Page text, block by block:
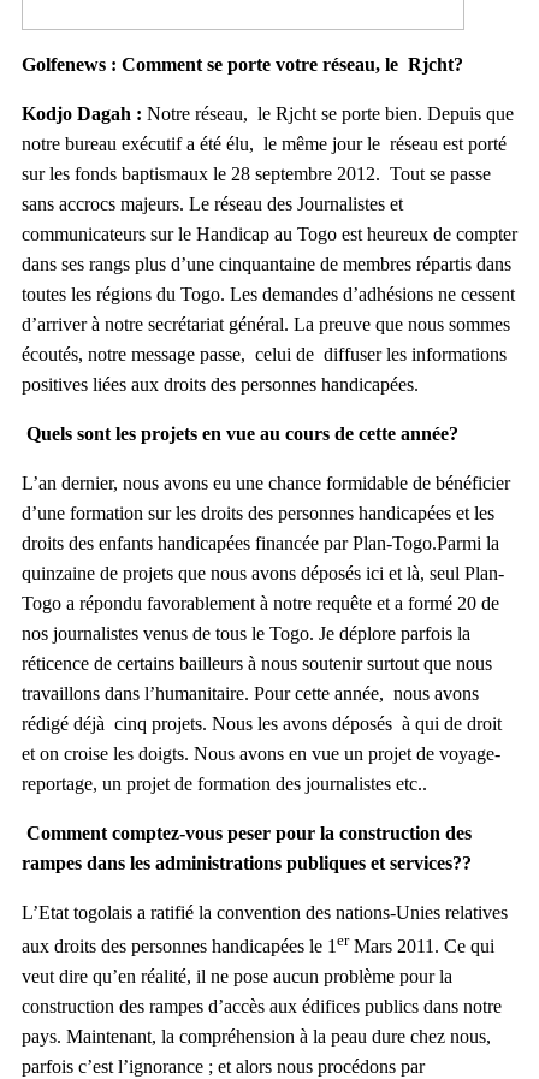
Golfenews : Comment se porte votre réseau, le Rjcht?
Kodjo Dagah : Notre réseau, le Rjcht se porte bien. Depuis que
notre bureau exécutif a été élu, le même jour le réseau est porté
sur les fonds baptismaux le 28 septembre 2012. Tout se passe
sans accrocs majeurs. Le réseau des Journalistes et
communicateurs sur le Handicap au Togo est heureux de compter
dans ses rangs plus d’une cinquantaine de membres répartis dans
toutes les régions du Togo. Les demandes d’adhésions ne cessent
d’arriver à notre secrétariat général. La preuve que nous sommes
écoutés, notre message passe, celui de diffuser les informations
positives liées aux droits des personnes handicapées.
Quels sont les projets en vue au cours de cette année?
L’an dernier, nous avons eu une chance formidable de bénéficier
d’une formation sur les droits des personnes handicapées et les
droits des enfants handicapées financée par Plan-Togo.Parmi la
quinzaine de projets que nous avons déposés ici et là, seul Plan-
Togo a répondu favorablement à notre requête et a formé 20 de
nos journalistes venus de tous le Togo. Je déplore parfois la
réticence de certains bailleurs à nous soutenir surtout que nous
travaillons dans l’humanitaire. Pour cette année, nous avons
rédigé déjà cinq projets. Nous les avons déposés à qui de droit
et on croise les doigts. Nous avons en vue un projet de voyage-
reportage, un projet de formation des journalistes etc..
Comment comptez-vous peser pour la construction des
rampes dans les administrations publiques et services??
L’Etat togolais a ratifié la convention des nations-Unies relatives
aux droits des personnes handicapées le 1 erMars 2011. Ce qui
veut dire qu’en réalité, il ne pose aucun problème pour la
construction des rampes d’accès aux édifices publics dans notre
pays. Maintenant, la compréhension à la peau dure chez nous,
parfois c’est l’ignorance ; et alors nous procédons par